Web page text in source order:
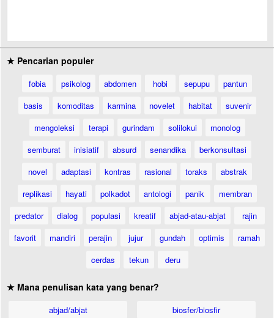
★ Pencarian populer
fobia psikolog abdomen hobi sepupu
pantun
basis
komoditas karmina novelet habitat
suvenir
mengoleksi
terapi gurindam solilokui
monolog
semburat
inisiatif absurd senandika
berkonsultasi
novel
adaptasi kontras rasional toraks
abstrak
replikasi
hayati polkadot antologi panik
membran
predator
dialog populasi kreatif abjad-atau-abjat
rajin
favorit
mandiri perajin jujur gundah optimis
ramah
cerdas
tekun deru
★ Mana penulisan kata yang benar?
abjad/abjat
biosfer/biosfir